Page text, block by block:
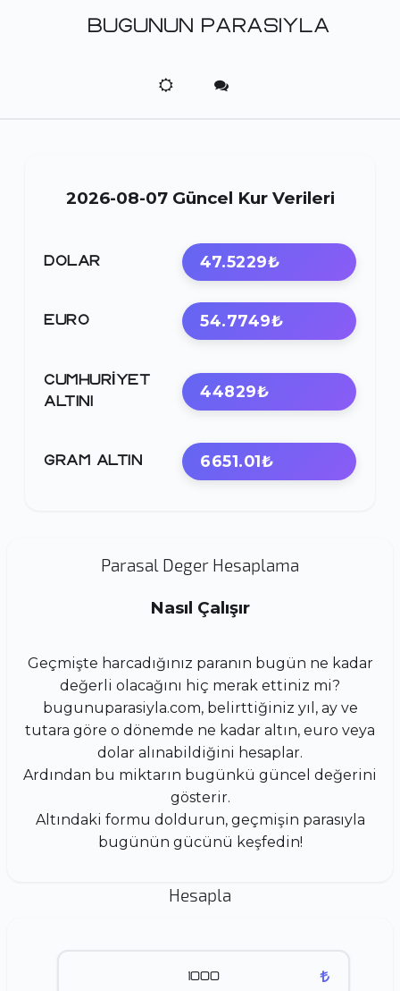
BUGUNUN PARASIYLA
2026-08-07 Güncel Kur Verileri
DOLAR 47.5229₺
EURO 54.7749₺
CUMHURIYET
ALTINI
44829₺
GRAM ALTIN 6651.01₺
Parasal Deger Hesaplama
Nasıl Çalışır
Geçmişte harcadığınız paranın bugün ne kadar
değerli olacağını hiç merak ettiniz mi?
bugunuparasiyla.com, belirttiğiniz yıl, ay ve
tutara göre o dönemde ne kadar altın, euro veya
dolar alınabildiğini hesaplar.
Ardından bu miktarın bugünkü güncel değerini
gösterir.
Altındaki formu doldurun, geçmişin parasıyla
bugünün gücünü keşfedin!
Hesapla